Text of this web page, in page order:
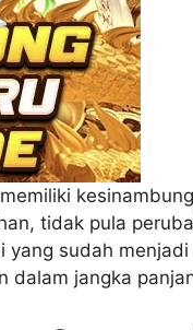
tidak pula
sudah
dalam jangka